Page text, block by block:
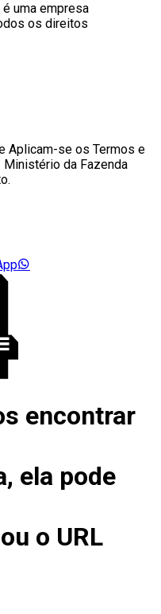
uma empresa
os direitos
Aplicam-se os Termos e
da Fazenda
encontrar
ela pode
o URL